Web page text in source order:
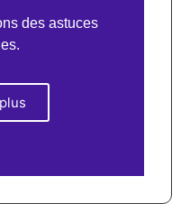
des astuces